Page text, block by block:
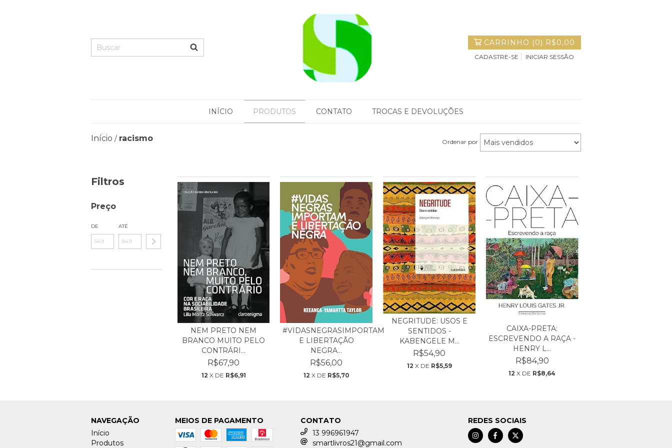
CARRINHO (0) R$0,00
CADASTRE-SE INICIAR SESSÃO
INÍCIO PRODUTOS CONTATO TROCAS E DEVOLUÇÕES
Início / racismo Ordenar por
Filtros
Preço
DE ATÉ
NEM PRETO NEM
BRANCO MUITO PELO
CONTRÁRI...
R$67,90
12 X DE R$6,91
#VIDASNEGRASIMPORTAM
E LIBERTAÇÃO
NEGRA...
R$56,00
12 X DE R$5,70
NEGRITUDE: USOS E
SENTIDOS -
KABENGELE M...
R$54,90
12 X DE R$5,59
CAIXA-PRETA:
ESCREVENDO A RAÇA -
HENRY L...
R$84,90
12 X DE R$8,64
NAVEGAÇÃO
Início
Produtos
MEIOS DE PAGAMENTO
CONTATO
13 996961947
smartlivros21@gmail.com
REDES SOCIAIS